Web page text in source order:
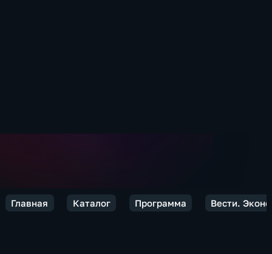
Главная Каталог Программа Вести.